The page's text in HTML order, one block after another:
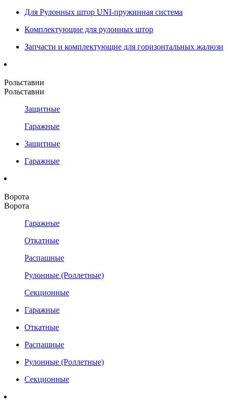
Для Рулонных штор UNI-пружинная система
Комплектующие для рулонных штор
Запчасти и комплектующие для горизонтальных жалюзи
Рольставни
Рольставни
Защитные
Гаражные
Защитные
Гаражные
Ворота
Ворота
Гаражные
Откатные
Распашные
Рулонные (Роллетные)
Секционные
Гаражные
Откатные
Распашные
Рулонные (Роллетные)
Секционные